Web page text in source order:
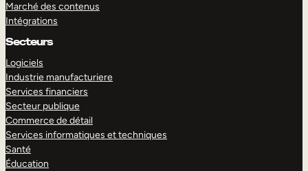
Marché des contenus
Intégrations
Secteurs
Logiciels
Industrie manufacturiere
Services financiers
Secteur publique
Commerce de détail
Services informatiques et techniques
Santé
Éducation